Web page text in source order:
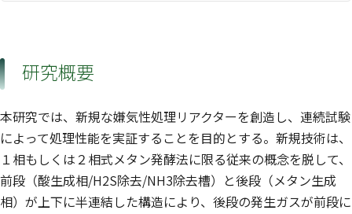
研究概要
本研究では、新規な嫌気性処理リアクターを創造し、連続試験
によって処理性能を実証することを目的とする。新規技術は、
１相もしくは２相式メタン発酵法に限る従来の概念を脱して、
前段（酸生成相/H2S除去/NH3除去槽）と後段（メタン生成
相）が上下に半連結した構造により、後段の発生ガスが前段に